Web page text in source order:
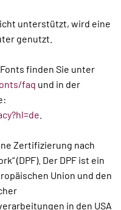
unterstützt, wird eine
genutzt.
finden Sie unter
faq und in der
Zertifizierung nach
(DPF). Der DPF ist ein
Union und den
in den USA